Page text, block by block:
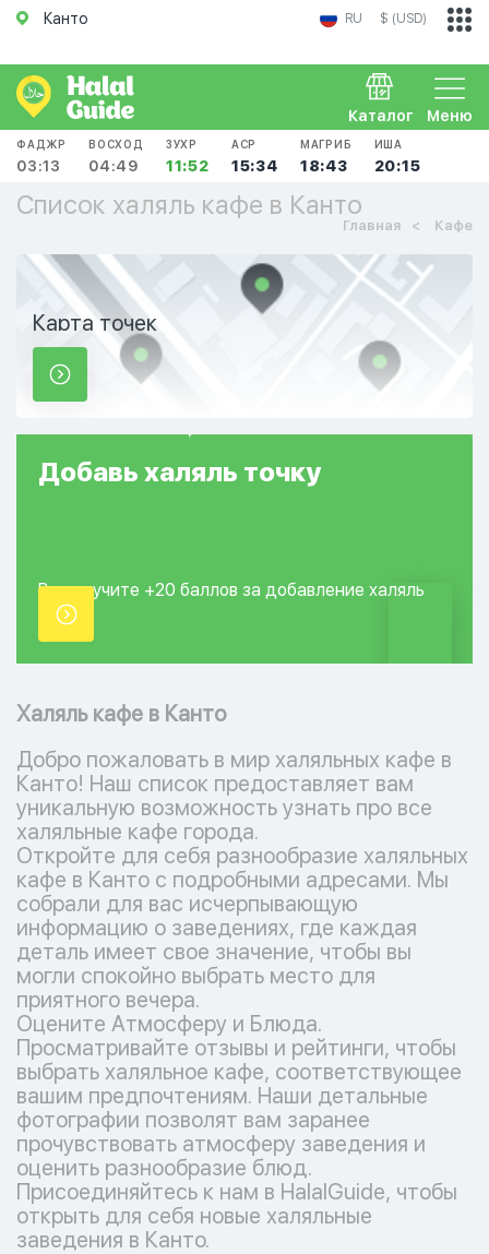
Канто RU $ (USD)
Меню
Каталог
ФАДЖР
03:13
ВОСХОД
04:49
ЗУХР
11:52
АСР
15:34
МАГРИБ
18:43
ИША
20:15
Список халяль кафе в Канто
Главная Кафе
Карта точек
Добавь халяль точку
Вы получите +20 баллов за добавление халяль
точки.
Халяль кафе в Канто
Добро пожаловать в мир халяльных кафе в
Канто! Наш список предоставляет вам
уникальную возможность узнать про все
халяльные кафе города.
Откройте для себя разнообразие халяльных
кафе в Канто с подробными адресами. Мы
собрали для вас исчерпывающую
информацию о заведениях, где каждая
деталь имеет свое значение, чтобы вы
могли спокойно выбрать место для
приятного вечера.
Оцените Атмосферу и Блюда.
Просматривайте отзывы и рейтинги, чтобы
выбрать халяльное кафе, соответствующее
вашим предпочтениям. Наши детальные
фотографии позволят вам заранее
прочувствовать атмосферу заведения и
оценить разнообразие блюд.
Присоединяйтесь к нам в HalalGuide, чтобы
открыть для себя новые халяльные
заведения в Канто.